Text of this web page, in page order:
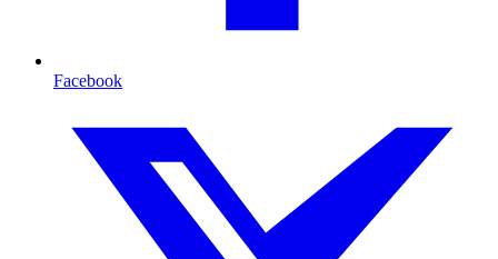
Facebook